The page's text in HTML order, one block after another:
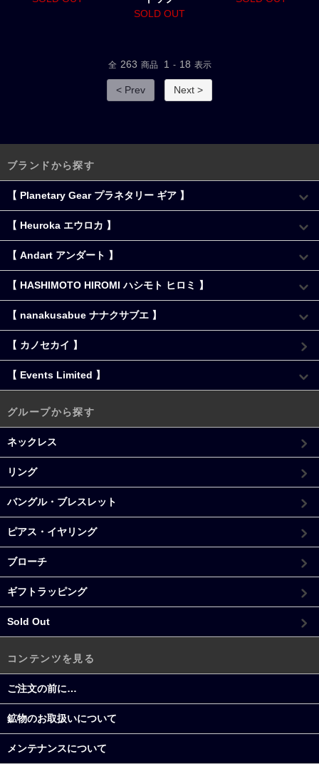
SOLD OUT
全 263 商品 1 - 18 表示
< Prev Next >
ブランドから探す
【 Planetary Gear プラネタリー ギア 】
【 Heuroka エウロカ 】
【 Andart アンダート 】
【 HASHIMOTO HIROMI ハシモト ヒロミ 】
【 nanakusabue ナナクサブエ 】
【 カノセカイ 】
【 Events Limited 】
グループから探す
ネックレス
リング
バングル・ブレスレット
ピアス・イヤリング
ブローチ
ギフトラッピング
Sold Out
コンテンツを見る
ご注文の前に…
鉱物のお取扱いについて
メンテナンスについて